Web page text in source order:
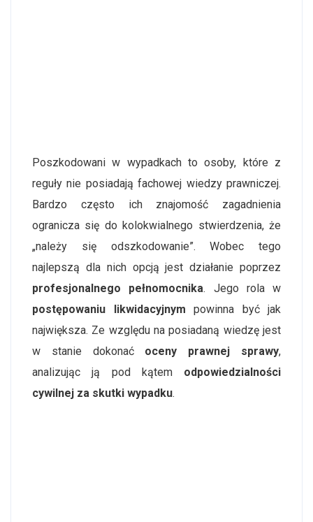
Poszkodowani w wypadkach to osoby, które z
reguły nie posiadają fachowej wiedzy prawniczej.
Bardzo często ich znajomość zagadnienia
ogranicza się do kolokwialnego stwierdzenia, że
„należy się odszkodowanie”. Wobec tego
najlepszą dla nich opcją jest działanie poprzez
profesjonalnego pełnomocnika. Jego rola w
postępowaniu likwidacyjnym powinna być jak
największa. Ze względu na posiadaną wiedzę jest
w stanie dokonać oceny prawnej sprawy,
analizując ją pod kątemodpowiedzialności
cywilnej za skutki wypadku.